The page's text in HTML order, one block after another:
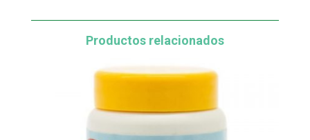
Productos relacionados